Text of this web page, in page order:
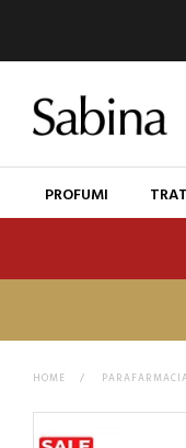
PROFUMI
HOME >